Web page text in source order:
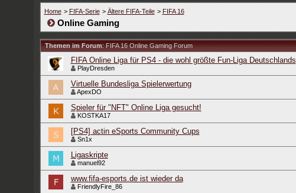
Home > FIFA-Serie > Ältere FIFA-Teile > FIFA 16
Online Gaming
Themen im Forum: FIFA 16 Online Gaming Forum
FIFA Online Liga für PS4 - die wohl größte Fun-Liga Deutschlands
PlayDresden
Virtuelle Bundesliga Spielerwertung
ApexDO
Spieler für "NFT" Online Liga gesucht!
KOSTKA17
[PS4] actin eSports Community Cups
Sn1x
Ligaskripte
manuel92
www.fifa-esports.de ist wieder da
FriendlyFire_86